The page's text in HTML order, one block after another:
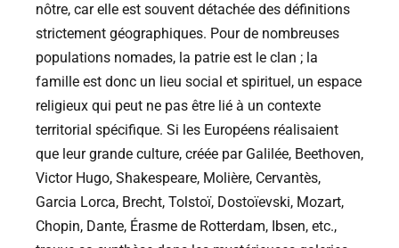
nôtre, car elle est souvent détachée des définitions
strictement géographiques. Pour de nombreuses
populations nomades, la patrie est le clan ; la
famille est donc un lieu social et spirituel, un espace
religieux qui peut ne pas être lié à un contexte
territorial spécifique. Si les Européens réalisaient
que leur grande culture, créée par Galilée, Beethoven,
Victor Hugo, Shakespeare, Molière, Cervantès,
Garcia Lorca, Brecht, Tolstoï, Dostoïevski, Mozart,
Chopin, Dante, Érasme de Rotterdam, Ibsen, etc.,